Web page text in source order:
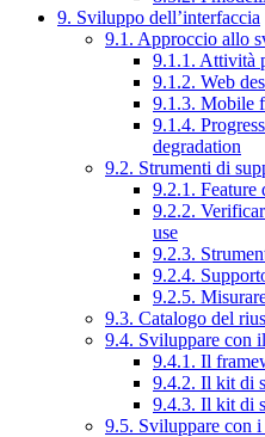
9. Sviluppo dell’interfaccia
9.1. Approccio allo
9.1.1. Attività
9.1.2. Web
9.1.3. Mobile
9.1.4.
degradation
9.2. Strumenti di
9.2.1. Feature
9.2.2.
use
9.2.3.
9.2.4.
9.2.5.
9.3. Catalogo del
9.4. Sviluppare con
9.4.1. Il
9.4.2. Il kit di
9.4.3. Il kit di
9.5. Sviluppare con